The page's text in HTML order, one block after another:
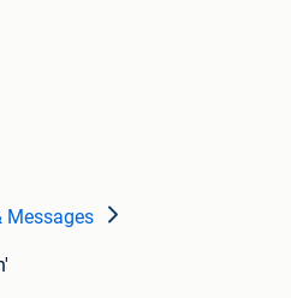
Messages